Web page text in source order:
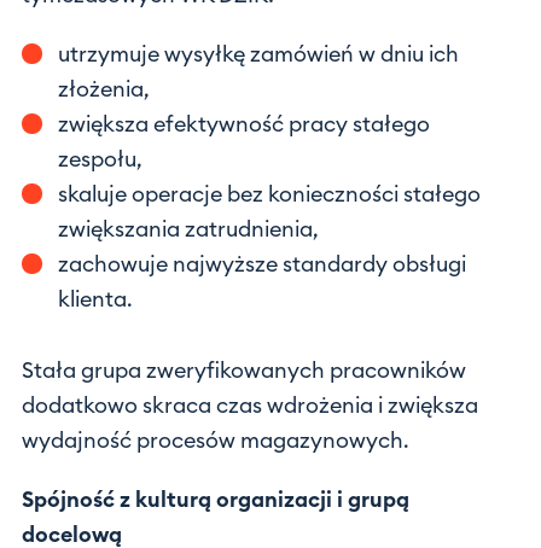
utrzymuje wysyłkę zamówień w dniu ich
złożenia,
zwiększa efektywność pracy stałego
zespołu,
skaluje operacje bez konieczności stałego
zwiększania zatrudnienia,
zachowuje najwyższe standardy obsługi
klienta.
Stała grupa zweryfikowanych pracowników
dodatkowo skraca czas wdrożenia i zwiększa
wydajność procesów magazynowych.
Spójność z kulturą organizacji i grupą
docelową